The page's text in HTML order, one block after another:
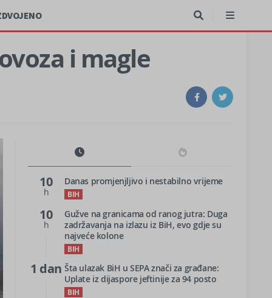
i magle
10
h
Danas promjenjljivo i nestabilno vrijeme
BIH
10
h
Gužve na granicama od ranog jutra: Duga
zadržavanja na izlazu iz BiH, evo gdje su
najveće kolone
BIH
1 dan Šta ulazak BiH u SEPA znači za građane:
Uplate iz dijaspore jeftinije za 94 posto
BIH